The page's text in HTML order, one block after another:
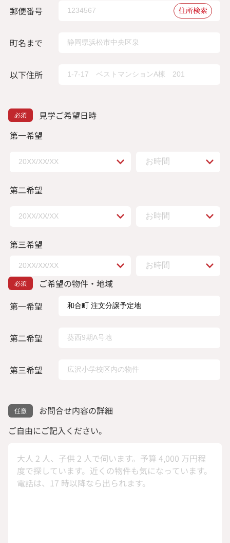
郵便番号
住所検索
町名まで
以下住所
見学ご希望日時
第一希望
第二希望
第三希望
ご希望の物件・地域
第一希望
第二希望
第三希望
お問合せ内容の詳細
ご自由にご記入ください。